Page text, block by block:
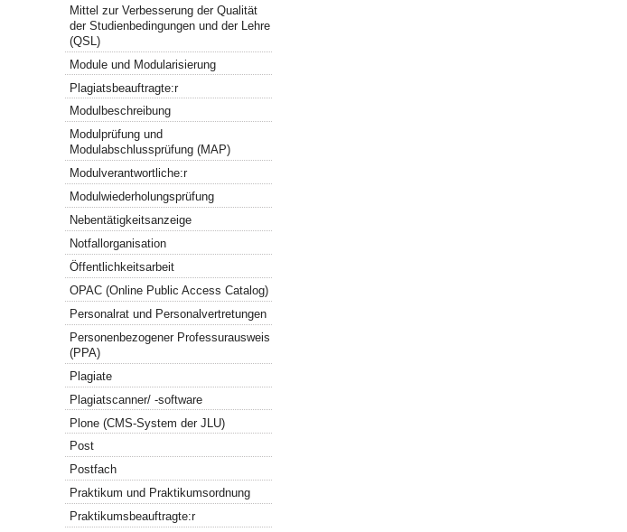
Mittel zur Verbesserung der Qualität
der Studienbedingungen und der Lehre
(QSL)
Module und Modularisierung
Plagiatsbeauftragte:r
Modulbeschreibung
Modulprüfung und
Modulabschlussprüfung (MAP)
Modulverantwortliche:r
Modulwiederholungsprüfung
Nebentätigkeitsanzeige
Notfallorganisation
Öffentlichkeitsarbeit
OPAC (Online Public Access Catalog)
Personalrat und Personalvertretungen
Personenbezogener Professurausweis
(PPA)
Plagiate
Plagiatscanner/ -software
Plone (CMS-System der JLU)
Post
Postfach
Praktikum und Praktikumsordnung
Praktikumsbeauftragte:r